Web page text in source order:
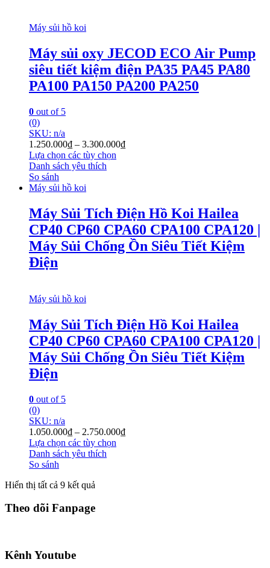
Máy sủi hồ koi
Máy sủi oxy JECOD ECO Air Pump
siêu tiết kiệm điện PA35 PA45 PA80
PA100 PA150 PA200 PA250
0 out of 5
(0)
SKU: n/a
1.250.000₫ – 3.300.000₫
Lựa chọn các tùy chọn
Danh sách yêu thích
So sánh
Máy sủi hồ koi
Máy Sủi Tích Điện Hồ Koi Hailea
CP40 CP60 CPA60 CPA100 CPA120 |
Máy Sủi Chống Ồn Siêu Tiết Kiệm
Điện
Máy sủi hồ koi
Máy Sủi Tích Điện Hồ Koi Hailea
CP40 CP60 CPA60 CPA100 CPA120 |
Máy Sủi Chống Ồn Siêu Tiết Kiệm
Điện
0 out of 5
(0)
SKU: n/a
1.050.000₫ – 2.750.000₫
Lựa chọn các tùy chọn
Danh sách yêu thích
So sánh
Hiển thị tất cả 9 kết quả
Theo dõi Fanpage
Kênh Youtube